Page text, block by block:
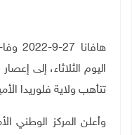
اليوم الثلاثاء، إلى
تتأهب ولاية فلوريدا
وأعلن المركز الوطني